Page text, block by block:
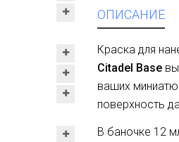
ОПИСАНИЕ
Краска для
Citadel Base
ваших
поверхность
В баночке 12